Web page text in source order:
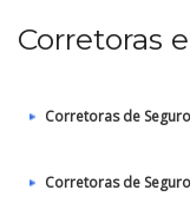
Corretoras
Corretoras de
Corretoras de